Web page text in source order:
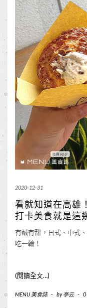
2020-12-31
看就知道在高雄
打卡美食就是這
有鹹有甜，日式、中式
吃一輪！
(閱讀全文…)
MENU 美食誌 - by亭云 - 0